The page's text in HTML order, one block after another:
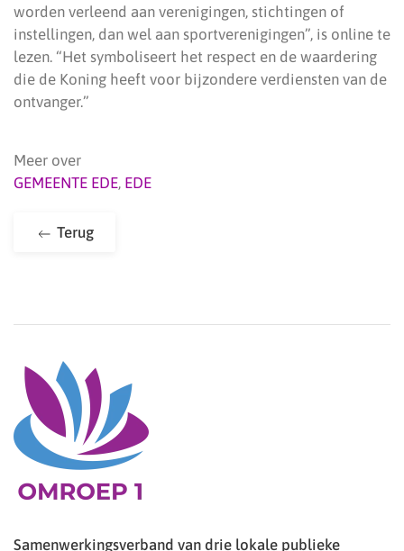
worden verleend aan verenigingen, stichtingen of
instellingen, dan wel aan sportverenigingen”, is online te
lezen. “Het symboliseert het respect en de waardering
die de Koning heeft voor bijzondere verdiensten van de
ontvanger.”
Meer over
GEMEENTE EDE, EDE
Terug
Samenwerkingsverband van drie lokale publieke